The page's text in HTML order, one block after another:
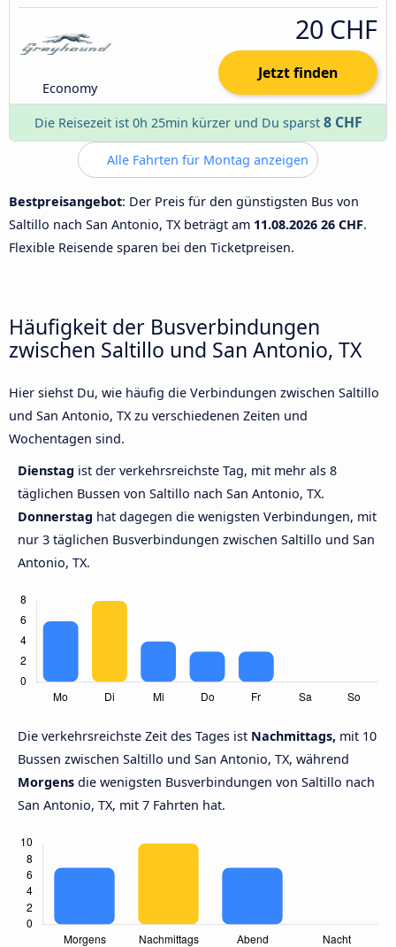
Economy
20 CHF
Jetzt finden
Die Reisezeit ist 0h 25min kürzer und Du sparst 8 CHF
Alle Fahrten für Montag anzeigen
Bestpreisangebot: Der Preis für den günstigsten Bus von
Saltillo nach San Antonio, TX beträgt am 11.08.2026 26 CHF.
Flexible Reisende sparen bei den Ticketpreisen.
Häufigkeit der Busverbindungen
zwischen Saltillo und San Antonio, TX
Hier siehst Du, wie häufig die Verbindungen zwischen Saltillo
und San Antonio, TX zu verschiedenen Zeiten und
Wochentagen sind.
Dienstag ist der verkehrsreichste Tag, mit mehr als 8
täglichen Bussen von Saltillo nach San Antonio, TX.
Donnerstag hat dagegen die wenigsten Verbindungen, mit
nur 3 täglichen Busverbindungen zwischen Saltillo und San
Antonio, TX.
Die verkehrsreichste Zeit des Tages ist Nachmittags, mit 10
Bussen zwischen Saltillo und San Antonio, TX, während
Morgens die wenigsten Busverbindungen von Saltillo nach
San Antonio, TX, mit 7 Fahrten hat.